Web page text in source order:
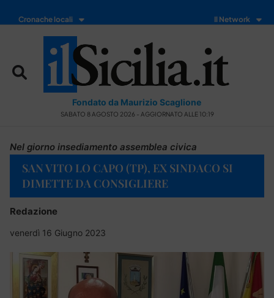
Cronache locali Il Network
Fondato da Maurizio Scaglione
SABATO 8 AGOSTO 2026 - AGGIORNATO ALLE 10:19
Nel giorno insediamento assemblea civica
SAN VITO LO CAPO (TP), EX SINDACO SI
DIMETTE DA CONSIGLIERE
Redazione
venerdì 16 Giugno 2023